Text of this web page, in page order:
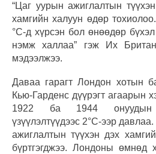
“Цаг уурын ажиглалтын
хамгийн халуун өдөр
°C-д хүрсэн бол өнөөдөр
нэмж халлаа” гэж Их
мэдээлжээ.
Даваа гарагт Лондон хотын
Кью-Гарденс дүүрэгт агаарын
1922 ба 1944 онуудын
үзүүлэлтүүдээс 2°C-ээр
ажиглалтын түүхэн дэх
бүртгэгджээ. Лондоны өмнөд